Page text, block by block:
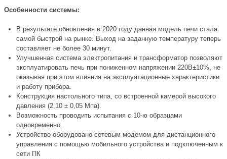
Особенности системы:
В результате обновления в 2020 году данная модель печи стала
самой быстрой на рынке. Выход на заданную температуру теперь
составляет не более 30 минут.
Улучшенная система электропитания и трансформатор позволяют
эксплуатировать печь при пониженном напряжении 220В±10%, не
оказывая при этом влияния на эксплуатационные характеристики
и работу прибора.
Конструкция настольного типа, со встроенной камерой высокого
давления (2,10 ± 0,05 Мпа).
Возможность проводить испытания с 10-ю образцами
одновременно.
Устройство оборудовано сетевым модемом для дистанционного
управления с помощью мобильного устройства и подключенным к
сети ПК